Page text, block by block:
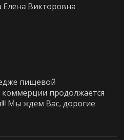
Викторовна
пищевой
продолжается
Мы ждем Вас, дорогие